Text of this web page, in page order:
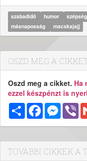
szabadidő humor
másnaposság
macskajajj
OSZD MEG A
Oszd meg a cikket. Ha
ezzel készpénzt is
MegosztásFacebook
TOVÁBBI CIKKEK A